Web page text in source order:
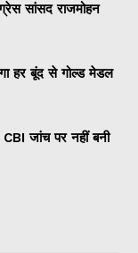
सांसद राजमोहन
हर बूंद से गोल्ड मेडल
CBI जांच पर नहीं बनी